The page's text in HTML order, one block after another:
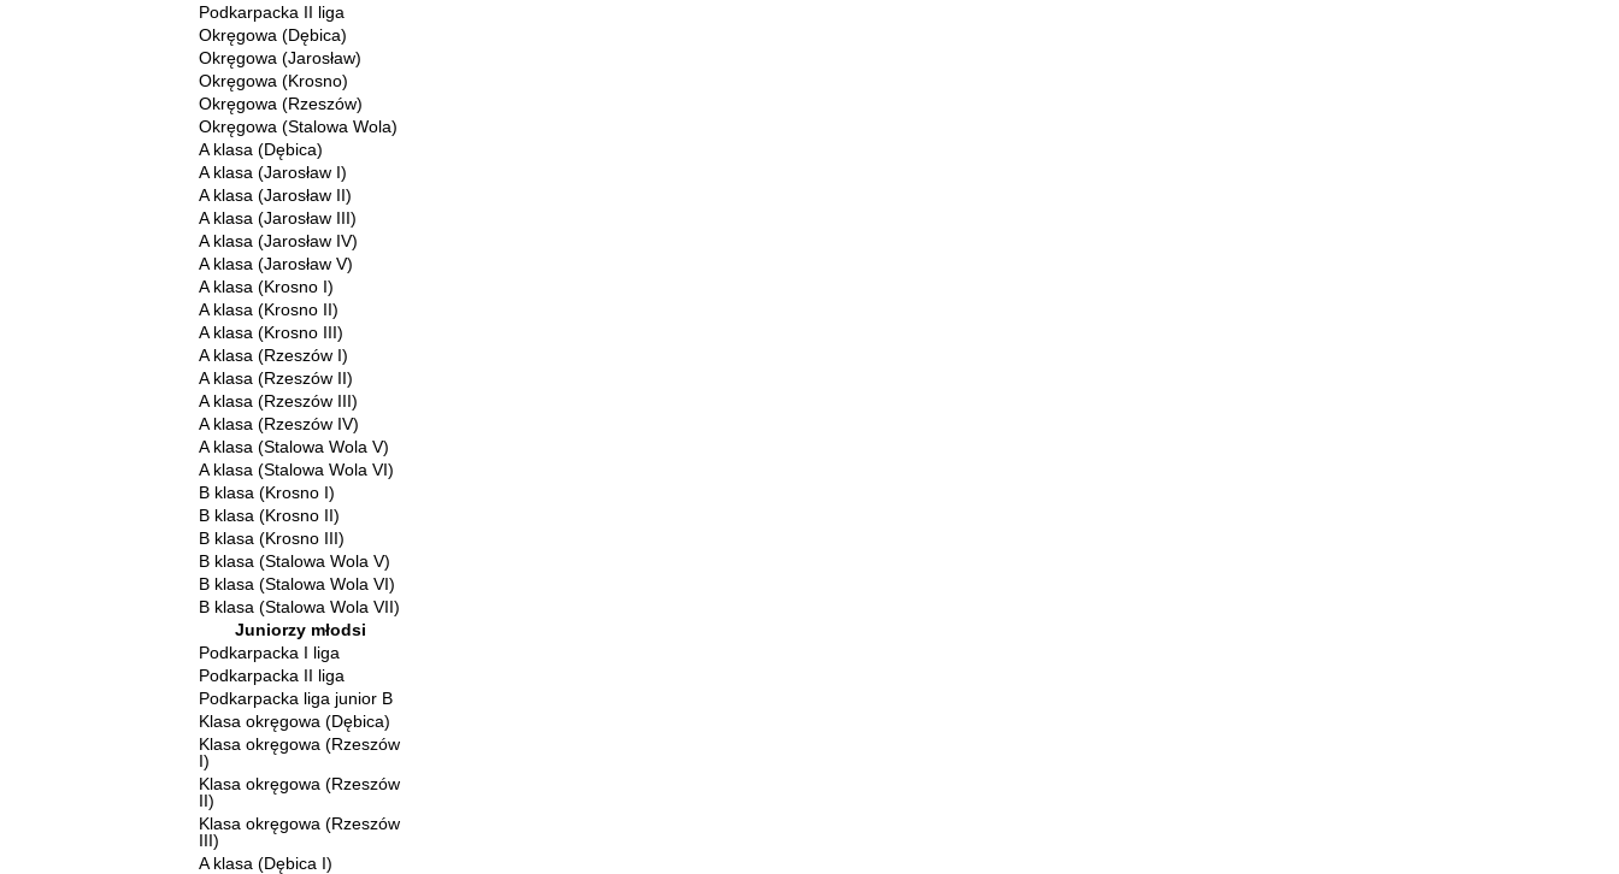
Podkarpacka II liga
Okręgowa (Dębica)
Okręgowa (Jarosław)
Okręgowa (Krosno)
Okręgowa (Rzeszów)
Okręgowa (Stalowa Wola)
A klasa (Dębica)
A klasa (Jarosław I)
A klasa (Jarosław II)
A klasa (Jarosław III)
A klasa (Jarosław IV)
A klasa (Jarosław V)
A klasa (Krosno I)
A klasa (Krosno II)
A klasa (Krosno III)
A klasa (Rzeszów I)
A klasa (Rzeszów II)
A klasa (Rzeszów III)
A klasa (Rzeszów IV)
A klasa (Stalowa Wola V)
A klasa (Stalowa Wola VI)
B klasa (Krosno I)
B klasa (Krosno II)
B klasa (Krosno III)
B klasa (Stalowa Wola V)
B klasa (Stalowa Wola VI)
B klasa (Stalowa Wola VII)
Juniorzy młodsi
Podkarpacka I liga
Podkarpacka II liga
Podkarpacka liga junior B
Klasa okręgowa (Dębica)
Klasa okręgowa (Rzeszów
I)
Klasa okręgowa (Rzeszów
II)
Klasa okręgowa (Rzeszów
III)
A klasa (Dębica I)